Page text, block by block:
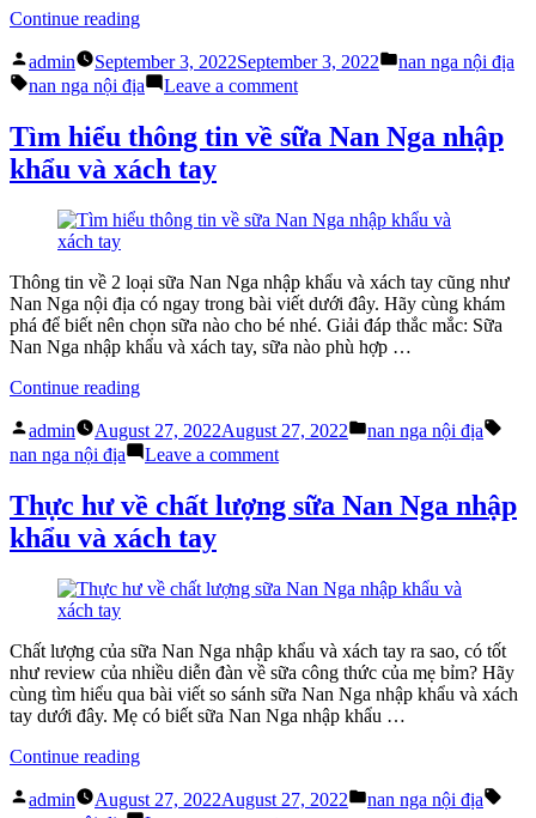
nội
Continue reading“Nan
nội
địa
mẹ
bé
4
tháng
tuổi
có
làm
được
gì?”
Posted
by
admin September 3, 2022September 3, 2022
Posted
nan nga nội địa
Tags:
nan nga nội địa Leave a commenton
Nga
nội
mẹ
bé
tháng
tuổi
có
thể
Tìm hiểu thông tin về sữa Nan Nga nhập
khẩu và xách tay
Thông tin về 2 loại sữa Nan Nga nhập khẩu và xách tay cũng như
Nan Nga nội địa có ngay trong bài viết dưới đây. Hãy cùng khám
phá để biết nên chọn sữa nào cho bé nhé. Giải đáp thắc mắc: Sữa
Nan Nga nhập khẩu và xách tay, sữa nào phù hợp …
Continue reading“Tìm
thông
tin
sữa
Nan
Nga
nhập
khẩu
và
tay”
Posted
by
admin August 27, 2022August 27, 2022
Posted
nan nga nội địa
nan nga nội địa
Leave a commenton
hiểu
thông
sữa
Nan
nhập
khẩu
và
xách
tay
Thực hư về chất lượng sữa Nan Nga nhập
khẩu và xách tay
Chất lượng của sữa Nan Nga nhập khẩu và xách tay ra sao, có tốt
như review của nhiều diễn đàn về sữa công thức của mẹ bỉm? Hãy
cùng tìm hiểu qua bài viết so sánh sữa Nan Nga nhập khẩu và xách
tay dưới đây. Mẹ có biết sữa Nan Nga nhập khẩu …
Continue reading“Thực
về
Posted
admin August 27, 2022August 27, 2022
Posted
nan nga nội địa